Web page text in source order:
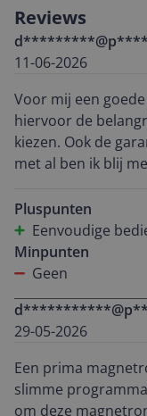
Reviews
11-06-2026
Voor mij een
hiervoor de
kiezen. Ook de
met al ben ik blij
Pluspunten
Eenvoudige
Minpunten
Geen
29-05-2026
Een prima
slimme
om deze